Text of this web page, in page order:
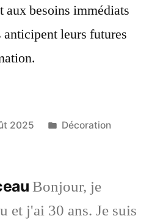
aux besoins immédiats
leurs futures
2025
Publié
Décoration
Bonjour, je
et j'ai 30 ans. Je suis